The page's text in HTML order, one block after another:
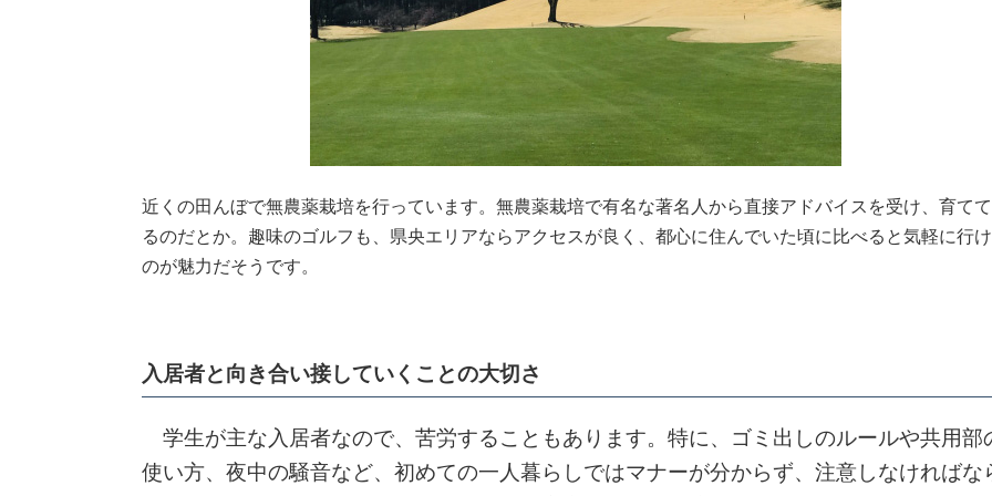
近くの田んぼで無農薬栽培を行っています。無農薬栽培で有名な著名人から直接アドバイスを受け、育て
るのだとか。趣味のゴルフも、県央エリアならアクセスが良く、都心に住んでいた頃に比べると気軽に行
のが魅力だそうです。
入居者と向き合い接していくことの大切さ
学生が主な入居者なので、苦労することもあります。特に、ゴミ出しのルールや共用部
使い方、夜中の騒音など、初めての一人暮らしではマナーが分からず、注意しなければな